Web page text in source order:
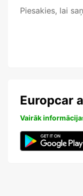
Piesakies, lai
Europcar
Vairāk